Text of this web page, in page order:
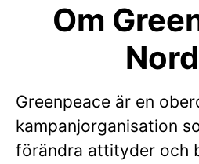
Om
Greenpeace är en
kampanjorganisation
förändra attityder och